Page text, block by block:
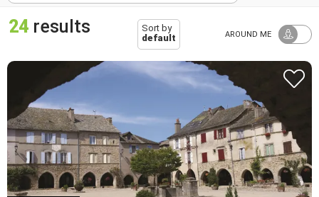
24 results
Sort by
default
AROUND ME